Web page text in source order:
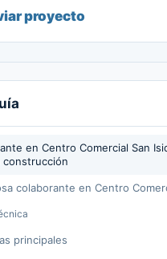
proyecto
en Centro Comercial San
colaborante en Centro
principales